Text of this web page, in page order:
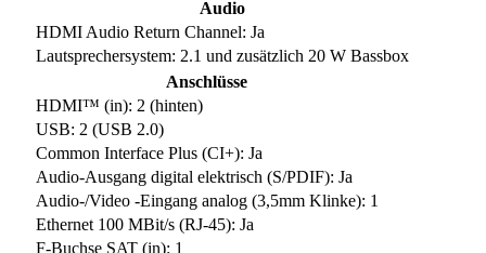
Audio
HDMI Audio Return Channel: Ja
Lautsprechersystem: 2.1 und zusätzlich 20 W Bassbox
Anschlüsse
HDMI™ (in): 2 (hinten)
USB: 2 (USB 2.0)
Common Interface Plus (CI+): Ja
Audio-Ausgang digital elektrisch (S/PDIF): Ja
Audio-/Video -Eingang analog (3,5mm Klinke): 1
Ethernet 100 MBit/s (RJ-45): Ja
F-Buchse SAT (in): 1